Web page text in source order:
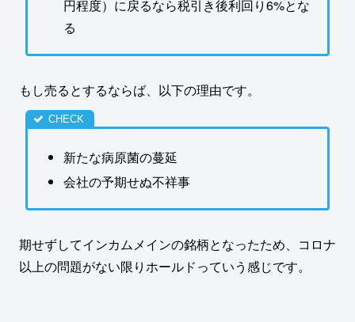
円程度）に戻るなら税引き後利回り6%とな
る
もし売るとするならば、以下の理由です。
新たな病原菌の蔓延
会社の予期せぬ不祥事
期せずしてインカムメインの銘柄となったため、コロナ
以上の問題がない限りホールドっていう感じです。